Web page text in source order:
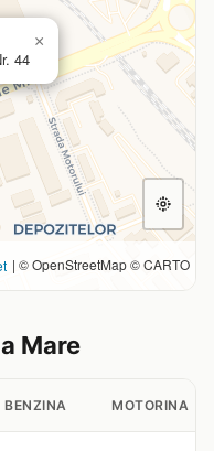
44
×
| © OpenStreetMap © CARTO
Mare
BENZINA MOTORINA